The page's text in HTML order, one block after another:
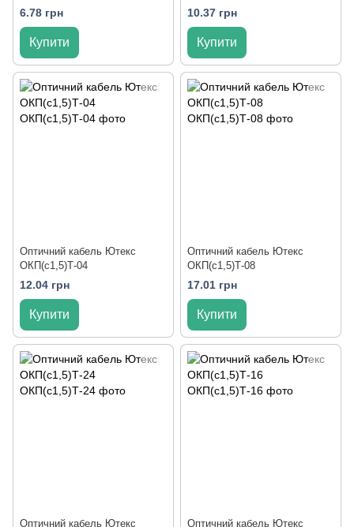
6.78 грн
Купити
10.37 грн
Купити
Оптичний кабель Ютекс
ОКП(с1,5)Т-04
12.04 грн
Купити
Оптичний кабель Ютекс
ОКП(с1,5)Т-08
17.01 грн
Купити
Оптичний кабель Ютекс
Оптичний кабель Ютекс